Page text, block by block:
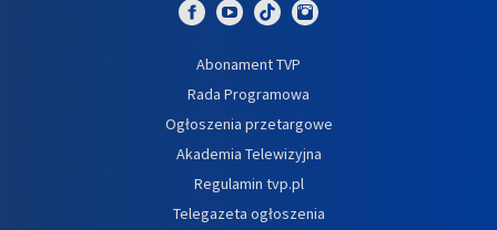
Abonament TVP
Rada Programowa
Ogłoszenia przetargowe
Akademia Telewizyjna
Regulamin tvp.pl
Telegazeta ogłoszenia